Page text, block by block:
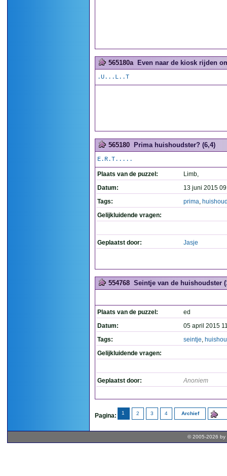
565180a Even naar de kiosk rijden
.U...L..T
565180 Prima huishoudster? (6,4)
E.R.T.....
Plaats van de puzzel:
Limb,
Datum:
13 juni 2015
Tags:
prima,
Gelijkluidende vragen:
Geplaatst door: Jasje
554768 Seintje van de huishoudster
Plaats van de puzzel:
ed
Datum:
05 april 2015
Tags:
seintje,
Gelijkluidende vragen:
Geplaatst door: Anoniem
Pagina: 1 2 3 4 Archief
© 2005-2026 by